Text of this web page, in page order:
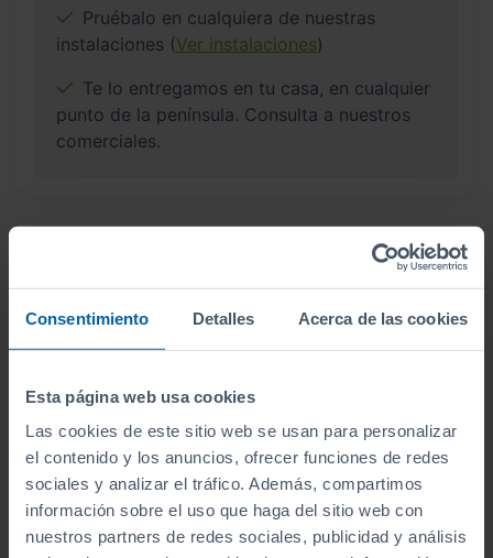
Consentimiento Detalles Acerca de las cookies
Esta página web usa cookies
Las cookies de este sitio web se usan para personalizar
el contenido y los anuncios, ofrecer funciones de redes
sociales y analizar el tráfico. Además, compartimos
información sobre el uso que haga del sitio web con
nuestros partners de redes sociales, publicidad y análisis
Pruébalo en cualquiera de nuestras
instalaciones (Ver instalaciones)
Te lo entregamos en tu casa, en cualquier
punto de la península. Consulta a nuestros
comerciales.
¿Por qué comprar en Sibuscascoche?
Compra tu coche con confianza
Vehículos revisados
Revisión de 250 puntos revisadospor nuestro
equipo de profesionales.